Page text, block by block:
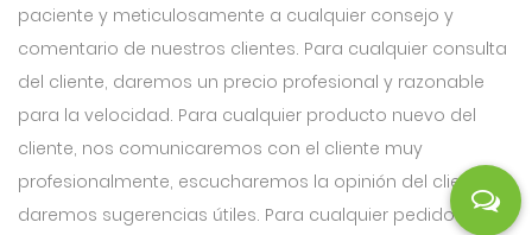
paciente y meticulosamente a cualquier consejo y
comentario de nuestros clientes. Para cualquier consulta
del cliente, daremos un precio profesional y razonable
para la velocidad. Para cualquier producto nuevo del
cliente, nos comunicaremos con el cliente muy
profesionalmente, escucharemos la opinión del cliente y
daremos sugerencias útiles. Para cualquier pedido del